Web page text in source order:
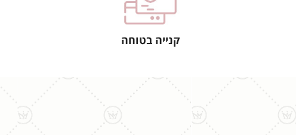
קנייה בטוחה